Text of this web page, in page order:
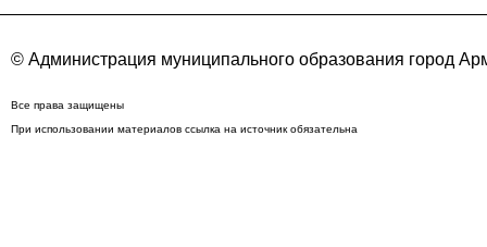
© Администрация муниципального образования город
Все права защищены
При использовании материалов ссылка на источник обязательна